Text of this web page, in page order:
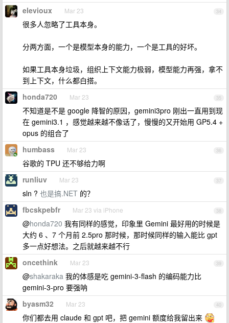
34
elevioux Mar 23
很多人忽略了工具本身。
分两方面，一个是模型本身的能力，一个是工具的好坏。
如果工具本身垃圾，组织上下文能力极弱，模型能力再强，拿不
到上下文，什么都白搭。
35
honda720 Mar 23
不知道是不是 google 降智的原因，gemini3pro 刚出一直用到现
在 gemini3.1 ，感觉越来越不像话了，慢慢的又开始用 GP5.4 +
opus 的组合了
36
humbass Mar 23
谷歌的 TPU 还不够给力啊
37
runliuv Mar 23
sln ? 也是搞.NET 的？
38
fbcskpebfr Mar 23 via iPhone
@honda720 我有同样的感觉，印象里 Gemini 最好用的时候是
大约 6 、7 个月前 2.5pro 那时候，那时候同样的输入能比 gpt
多一点好想法。之后就越来越不行
39
oncethink Mar 23
@shakaraka 我的体感是吃 gemini-3-flash 的编码能力比
gemini-3-pro 要强呐
40
byasm32 Mar 23
你们都去用 claude 和 gpt 吧，把 gemini 额度给我留出来